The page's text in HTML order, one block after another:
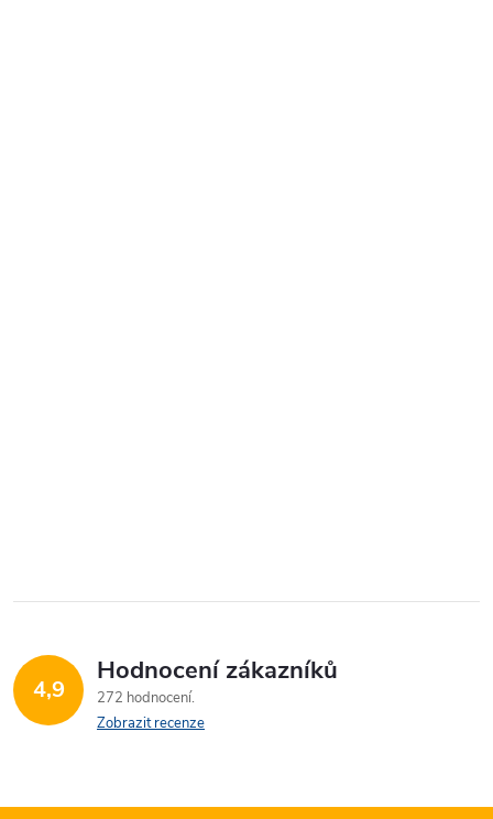
4,9
Hodnocení zákazníků
272 hodnocení
Zobrazit recenze